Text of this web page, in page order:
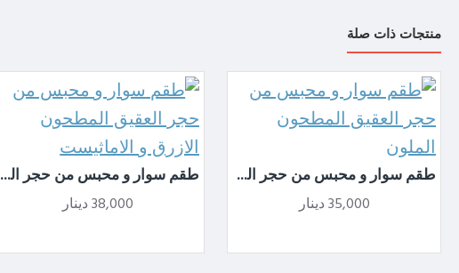
منتجات ذات صلة
طقم سوار و محبس من حجر العقيق المطحون الملون
35,000 دينار
طقم سوار و محبس من حجر العقيق المطحون الازرق و الاماثيست
38,000 دينار